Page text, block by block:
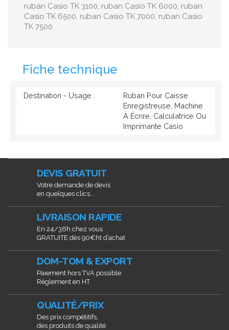
ruban Casio TK 3100, ruban Casio TK 6000, ruban
Casio TK 6500, ruban Casio TK 7000, ruban Casio
TK 7500
Fiche technique
Destination - Usage :
Ruban Pour Caisse
Enregistreuse, Machine
À Écrire, Calculatrice Ou
Imprimante Casio
DEVIS GRATUIT
Votre demande de devis
en quelques clics...
LIVRAISON RAPIDE
En 24/36h chez vous
GRATUITE dès 90€ht d’achat
DOM-TOM & EXPORT
Paiement hors TVA possible
Règlement en HT
QUALITÉ/PRIX
Des prix compétitifs,
des produits de qualité